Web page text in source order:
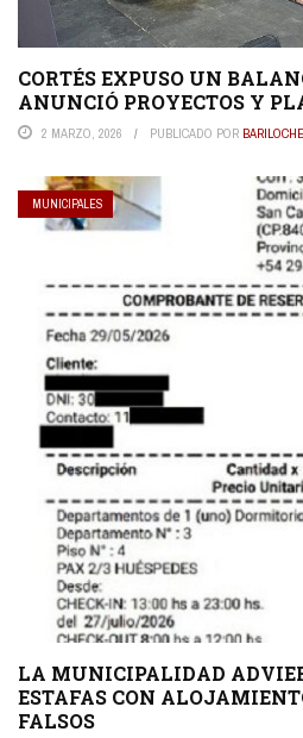
CORTÉS EXPUSO UN
ANUNCIÓ PROYECTOS Y
2 MARZO, 2026 PUBLICADO POR
MUNICIPALES
LA MUNICIPALIDAD
ESTAFAS CON
FALSOS